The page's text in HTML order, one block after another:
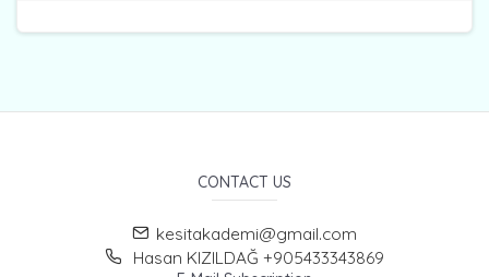
CONTACT US
kesitakademi@gmail.com
Hasan KIZILDAĞ +905433343869